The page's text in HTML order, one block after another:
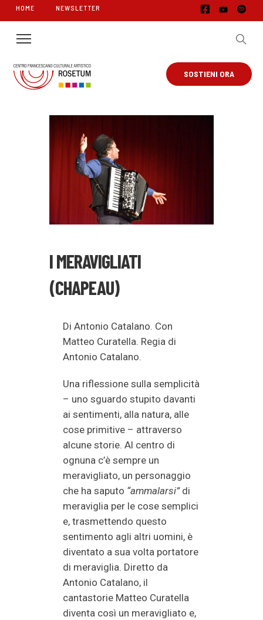
HOME NEWSLETTER
SOSTIENI ORA
I MERAVIGLIATI
(CHAPEAU)
Di Antonio Catalano. Con
Matteo Curatella. Regia di
Antonio Catalano.
Una riflessione sulla semplicità
– uno sguardo stupito davanti
ai sentimenti, alla natura, alle
cose primitive – attraverso
alcune storie. Al centro di
ognuna c’è sempre un
meravigliato, un personaggio
che ha saputo “ammalarsi”di
meraviglia per le cose semplici
e, trasmettendo questo
sentimento agli altri uomini, è
diventato a sua volta portatore
di meraviglia. Diretto da
Antonio Catalano, il
cantastorie Matteo Curatella
diventa così un meravigliato e,